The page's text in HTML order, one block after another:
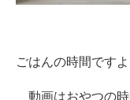
ごはんの時間ですよ
動画はおやつの時